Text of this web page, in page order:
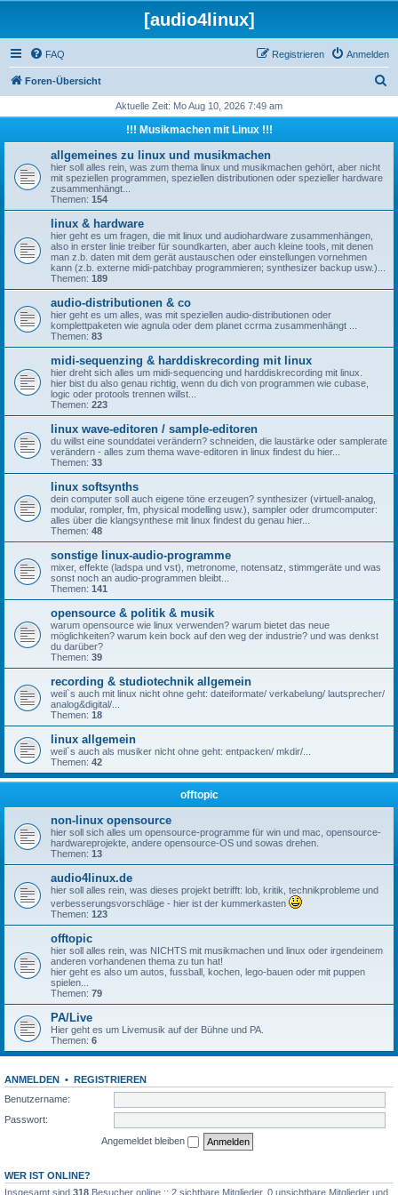
[audio4linux]
FAQ Anmelden
Registrieren
Foren-Übersicht
h
Aktuelle Zeit: Mo Aug 10, 2026 7:49 am
!!! Musikmachen mit Linux !!!
allgemeines zu linux und musikmachen
hier soll alles rein, was zum thema linux und musikmachen gehört, aber nicht
mit speziellen programmen, speziellen distributionen oder spezieller hardware
zusammenhängt...
Themen: 154
linux & hardware
hier geht es um fragen, die mit linux und audiohardware zusammenhängen,
also in erster linie treiber für soundkarten, aber auch kleine tools, mit denen
man z.b. daten mit dem gerät austauschen oder einstellungen vornehmen
kann (z.b. externe midi-patchbay programmieren; synthesizer backup usw.)...
Themen: 189
audio-distributionen & co
hier geht es um alles, was mit speziellen audio-distributionen oder
komplettpaketen wie agnula oder dem planet ccrma zusammenhängt ...
Themen: 83
midi-sequenzing & harddiskrecording mit linux
hier dreht sich alles um midi-sequencing und harddiskrecording mit linux.
hier bist du also genau richtig, wenn du dich von programmen wie cubase,
logic oder protools trennen willst...
Themen: 223
linux wave-editoren / sample-editoren
du willst eine sounddatei verändern? schneiden, die laustärke oder samplerate
verändern - alles zum thema wave-editoren in linux findest du hier...
Themen: 33
linux softsynths
dein computer soll auch eigene töne erzeugen? synthesizer (virtuell-analog,
modular, rompler, fm, physical modelling usw.), sampler oder drumcomputer:
alles über die klangsynthese mit linux findest du genau hier...
Themen: 48
sonstige linux-audio-programme
mixer, effekte (ladspa und vst), metronome, notensatz, stimmgeräte und was
sonst noch an audio-programmen bleibt...
Themen: 141
opensource & politik & musik
warum opensource wie linux verwenden? warum bietet das neue
möglichkeiten? warum kein bock auf den weg der industrie? und was denkst
du darüber?
Themen: 39
recording & studiotechnik allgemein
weil`s auch mit linux nicht ohne geht: dateiformate/ verkabelung/ lautsprecher/
analog&digital/...
Themen: 18
linux allgemein
weil`s auch als musiker nicht ohne geht: entpacken/ mkdir/...
Themen: 42
offtopic
non-linux opensource
hier soll sich alles um opensource-programme für win und mac, opensource-
hardwareprojekte, andere opensource-OS und sowas drehen.
Themen: 13
audio4linux.de
hier soll alles rein, was dieses projekt betrifft: lob, kritik, technikprobleme und
verbesserungsvorschläge - hier ist der kummerkasten
Themen: 123
offtopic
hier soll alles rein, was NICHTS mit musikmachen und linux oder irgendeinem
anderen vorhandenen thema zu tun hat!
hier geht es also um autos, fussball, kochen, lego-bauen oder mit puppen
spielen...
Themen: 79
PA/Live
Hier geht es um Livemusik auf der Bühne und PA.
Themen: 6
ANMELDEN • REGISTRIEREN
Benutzername:
Passwort:
Angemeldet bleiben
WER IST ONLINE?
Insgesamt sind 318 Besucher online :: 2 sichtbare Mitglieder, 0 unsichtbare Mitglieder und